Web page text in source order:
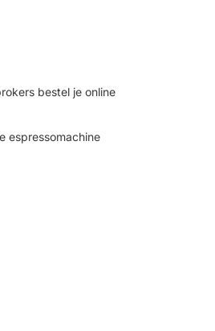
bestel je online
espressomachine